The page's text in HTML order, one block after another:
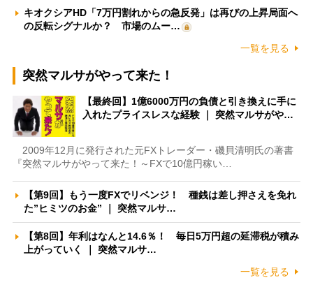
キオクシアHD「7万円割れからの急反発」は再びの上昇局面へ
の反転シグナルか？ 市場のムー…
一覧を見る
突然マルサがやって来た！
【最終回】1億6000万円の負債と引き換えに手に
入れたプライスレスな経験 ｜ 突然マルサがや…
2009年12月に発行された元FXトレーダー・磯貝清明氏の著書
『突然マルサがやって来た！～FXで10億円稼い…
【第9回】もう一度FXでリベンジ！ 種銭は差し押さえを免れ
た”ヒミツのお金” ｜ 突然マルサ…
【第8回】年利はなんと14.6％！ 毎日5万円超の延滞税が積み
上がっていく ｜ 突然マルサ…
一覧を見る